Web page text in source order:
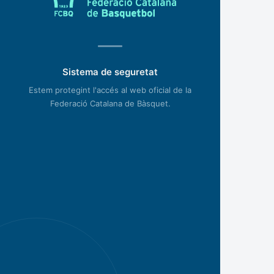
Sistema de seguretat
Estem protegint l'accés al web oficial de la
Federació Catalana de Bàsquet.